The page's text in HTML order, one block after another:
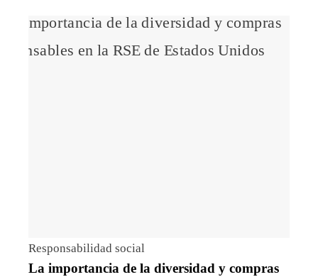
Responsabilidad social
La importancia de la diversidad y compras